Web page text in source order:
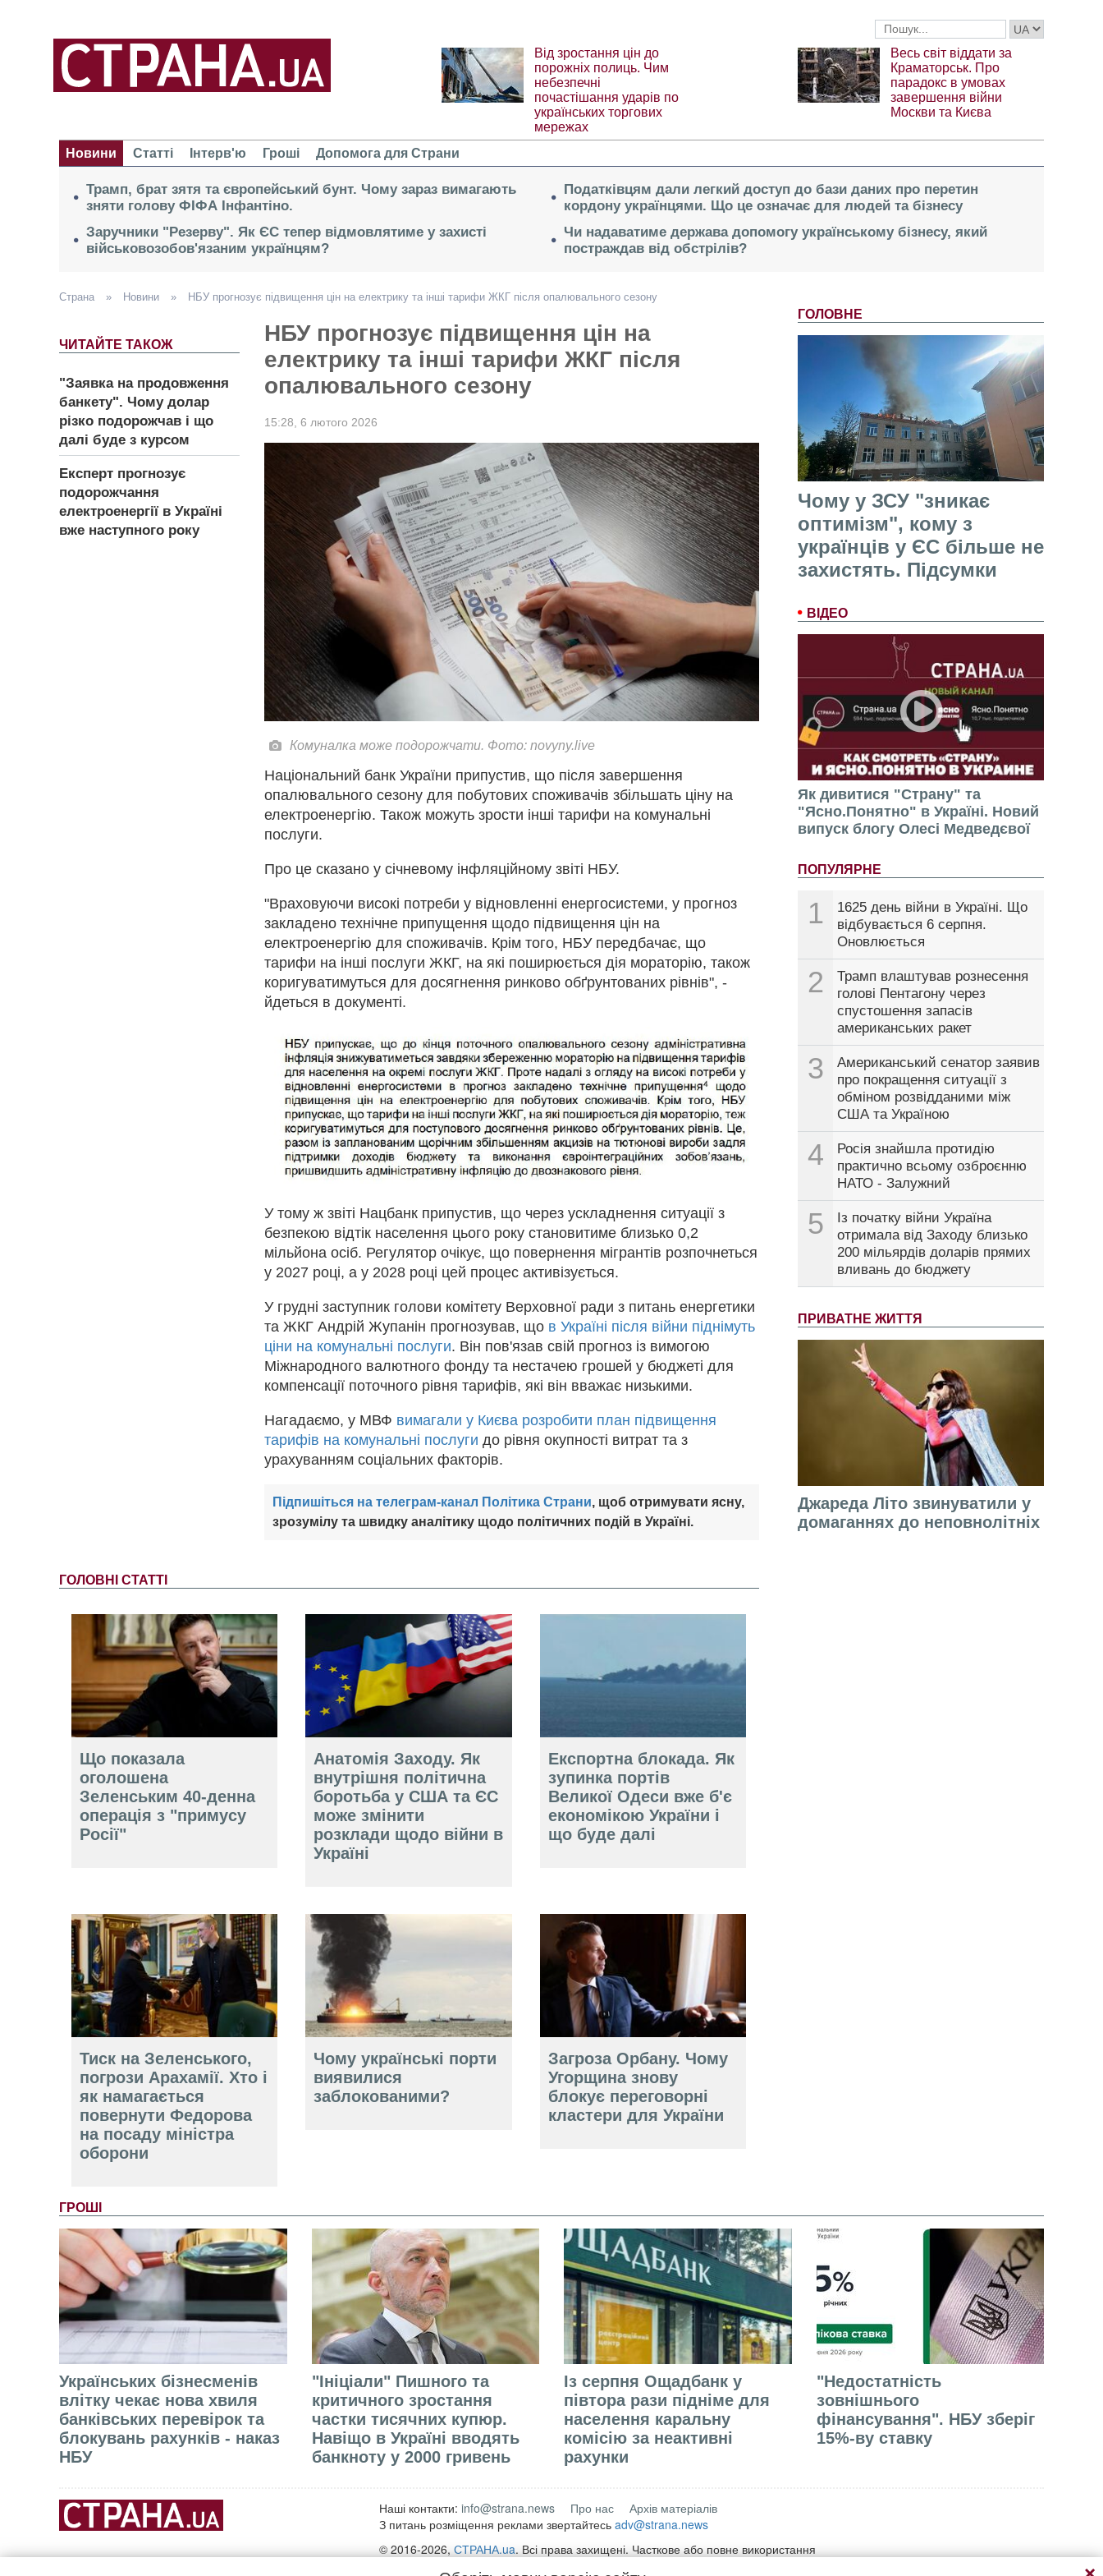
Від зростання цін до
порожніх полиць. Чим
небезпечні
почастішання ударів по
українських торгових
мережах
Весь світ віддати за
Краматорськ. Про
парадокс в умовах
завершення війни
Москви та Києва
Новини Статті Інтерв'ю Гроші Допомога для Страни
Трамп, брат зятя та європейський бунт. Чому зараз вимагають
зняти голову ФІФА Інфантіно.
Заручники "Резерву". Як ЄС тепер відмовлятиме у захисті
військовозобов'язаним українцям?
Податківцям дали легкий доступ до бази даних про перетин
кордону українцями. Що це означає для людей та бізнесу
Чи надаватиме держава допомогу українському бізнесу, який
постраждав від обстрілів?
ГОЛОВНЕ
Чому у ЗСУ "зникає
оптимізм", кому з
українців у ЄС більше не
захистять. Підсумки
ВІДЕО
Як дивитися "Страну" та
"Ясно.Понятно" в Україні. Новий
випуск блогу Олесі Медведєвої
ПОПУЛЯРНЕ
1
1625 день війни в Україні. Що
відбувається 6 серпня.
Оновлюється
2
Трамп влаштував рознесення
голові Пентагону через
спустошення запасів
американських ракет
3
Американський сенатор заявив
про покращення ситуації з
обміном розвідданими між
США та Україною
4
Росія знайшла протидію
практично всьому озброєнню
НАТО - Залужний
5
Із початку війни Україна
отримала від Заходу близько
200 мільярдів доларів прямих
вливань до бюджету
ПРИВАТНЕ ЖИТТЯ
Джареда Літо звинуватили у
домаганнях до неповнолітніх
Страна » Новини » НБУ прогнозує підвищення цін на електрику та інші тарифи ЖКГ після опалювального сезону
ЧИТАЙТЕ ТАКОЖ
"Заявка на продовження
банкету". Чому долар
різко подорожчав і що
далі буде з курсом
Експерт прогнозує
подорожчання
електроенергії в Україні
вже наступного року
НБУ прогнозує підвищення цін на
електрику та інші тарифи ЖКГ після
опалювального сезону
15:28, 6 лютого 2026
Комуналка може подорожчати. Фото: novyny.live
Національний банк України припустив, що після завершення
опалювального сезону для побутових споживачів збільшать ціну на
електроенергію. Також можуть зрости інші тарифи на комунальні
послуги.
Про це сказано у січневому інфляційному звіті НБУ.
"Враховуючи високі потреби у відновленні енергосистеми, у прогноз
закладено технічне припущення щодо підвищення цін на
електроенергію для споживачів. Крім того, НБУ передбачає, що
тарифи на інші послуги ЖКГ, на які поширюється дія мораторію, також
коригуватимуться для досягнення ринково обґрунтованих рівнів", -
йдеться в документі.
У тому ж звіті Нацбанк припустив, що через ускладнення ситуації з
безпекою відтік населення цього року становитиме близько 0,2
мільйона осіб. Регулятор очікує, що повернення мігрантів розпочнеться
у 2027 році, а у 2028 році цей процес активізується.
У грудні заступник голови комітету Верховної ради з питань енергетики
та ЖКГ Андрій Жупанін прогнозував, що в Україні після війни піднімуть
ціни на комунальні послуги. Він пов'язав свій прогноз із вимогою
Міжнародного валютного фонду та нестачею грошей у бюджеті для
компенсації поточного рівня тарифів, які він вважає низькими.
Нагадаємо, у МВФ вимагали у Києва розробити план підвищення
тарифів на комунальні послуги до рівня окупності витрат та з
урахуванням соціальних факторів.
Підпишіться на телеграм-канал Політика Страни, щоб отримувати ясну,
зрозумілу та швидку аналітику щодо політичних подій в Україні.
ГОЛОВНІ СТАТТІ
Що показала
оголошена
Зеленським 40-денна
операція з "примусу
Росії"
Анатомія Заходу. Як
внутрішня політична
боротьба у США та ЄС
може змінити
розклади щодо війни в
Україні
Експортна блокада. Як
зупинка портів
Великої Одеси вже б'є
економікою України і
що буде далі
Тиск на Зеленського,
погрози Арахамії. Хто і
як намагається
повернути Федорова
на посаду міністра
оборони
Чому українські порти
виявилися
заблокованими?
Загроза Орбану. Чому
Угорщина знову
блокує переговорні
кластери для України
ГРОШІ
Українських бізнесменів
влітку чекає нова хвиля
банківських перевірок та
блокувань рахунків - наказ
НБУ
"Ініціали" Пишного та
критичного зростання
частки тисячних купюр.
Навіщо в Україні вводять
банкноту у 2000 гривень
Із серпня Ощадбанк у
півтора рази підніме для
населення каральну
комісію за неактивні
рахунки
"Недостатність
зовнішнього
фінансування". НБУ зберіг
15%-ву ставку
Наші контакти: info@strana.news Про нас
Архів матеріалів
З питань розміщення реклами звертайтесь adv@strana.news
© 2016-2026, СТРАНА.ua. Всі права захищені. Часткове або повне використання